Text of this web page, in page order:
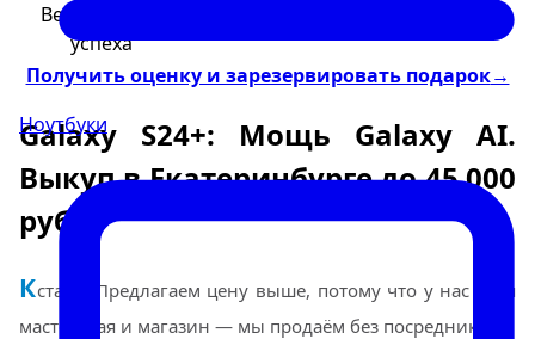
Ноутбуки
Вероятность
успеха
Получить оценку и зарезервировать подарок→
Galaxy S24+: Мощь Galaxy AI.
Выкуп в Екатеринбурге до 45 000
руб
Кстати: Предлагаем цену выше, потому что у нас своя
мастерская и магазин — мы продаём без посредников.